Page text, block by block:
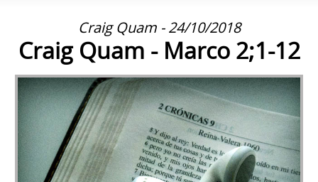
Craig Quam - 24/10/2018
Craig Quam - Marco 2;1-12